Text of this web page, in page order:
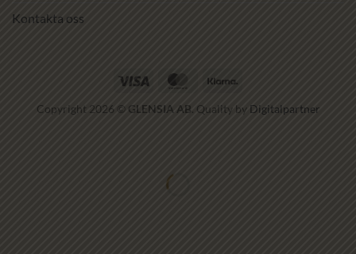
Kontakta oss
Visa MasterCard
Copyright 2026 © GLENSIA AB. Quality by Digitalpartner